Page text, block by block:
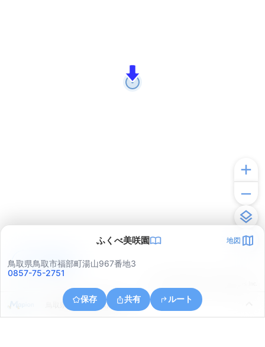
ふくべ美咲園 地図
鳥取県鳥取市福部町湯山967番地3
0857-75-2751
保存 共有 ルート
鳥取県鳥取市福部町湯山
アプリで見る